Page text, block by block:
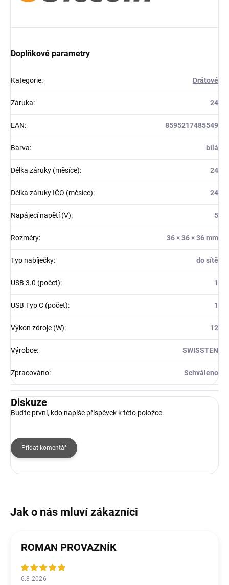
Doplňkové parametry
Kategorie: Drátové
Záruka: 24
EAN: 8595217485549
Barva: bílá
Délka záruky (měsíce): 24
Délka záruky IČO (měsíce): 24
Napájecí napětí (V): 5
Rozměry: 36 × 36 × 36 mm
Typ nabíječky: do sítě
USB 3.0 (počet): 1
USB Typ C (počet): 1
Výkon zdroje (W): 12
Výrobce: SWISSTEN
Zpracováno: Schváleno
Diskuze
Buďte první, kdo napíše příspěvek k této položce.
Přidat komentář
ROMAN PROVAZNÍK
6.8.2026